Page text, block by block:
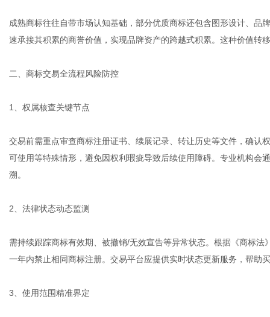
成熟商标往往自带市场认知基础，部分优质商标还包含图形设计、品
速承接其积累的商誉价值，实现品牌资产的跨越式积累。这种价值转
二、商标交易全流程风险防控
1、权属核查关键节点
交易前需重点审查商标注册证书、续展记录、转让历史等文件，确认
可使用等特殊情形，避免因权利瑕疵导致后续使用障碍。专业机构会
溯。
2、法律状态动态监测
需持续跟踪商标有效期、被撤销/无效宣告等异常状态。根据《商标
一年内禁止相同商标注册。交易平台应提供实时状态更新服务，帮助
3、使用范围精准界定